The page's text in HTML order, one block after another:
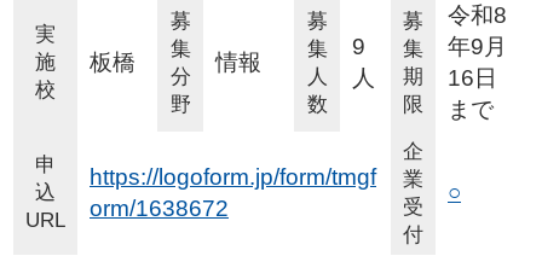
実
施
校
板橋
募
集
分
野
情報
募
集
人
数
9
人
募
集
期
限
令和8
年9月
16日
まで
申
込
URL
https://logoform.jp/form/tmgf
orm/1638672
企
業
受
付
○